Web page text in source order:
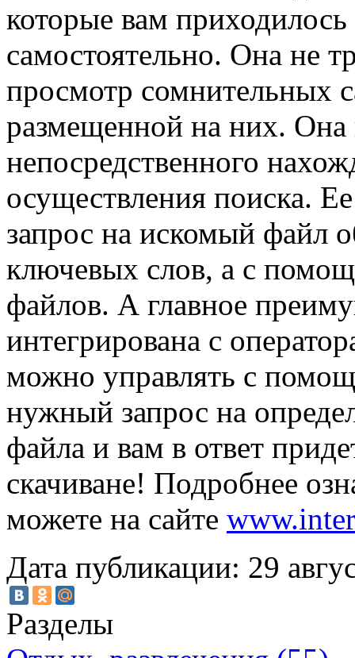
которые вам
самостоятельно. Она не
просмотр сомнительных
размещенной на них. Она
непосредственного
осуществления поиска.
запрос на искомый файл
ключевых слов, а с
файлов. А главное
интегрирована с
можно управлять с
нужный запрос на
файла и вам в ответ
скачиване! Подробнее
можете на сайте
Дата публикации: 29
Разделы